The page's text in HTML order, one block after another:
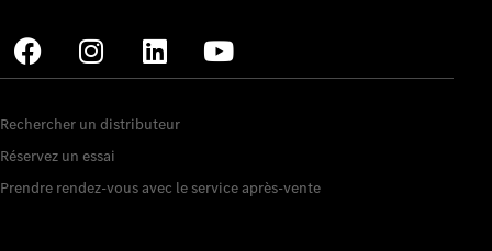
Rechercher un distributeur
Réservez un essai
Prendre rendez-vous avec le service après-vente